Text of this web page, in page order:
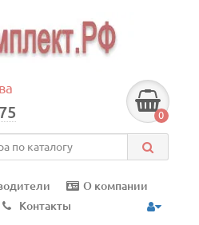
0
О компании
Контакты